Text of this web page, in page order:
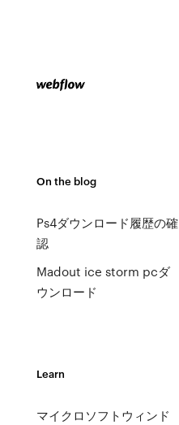
On the blog
Ps4ダウンロード履歴の確
認
Madout ice storm pcダ
ウンロード
Learn
マイクロソフトウィンド